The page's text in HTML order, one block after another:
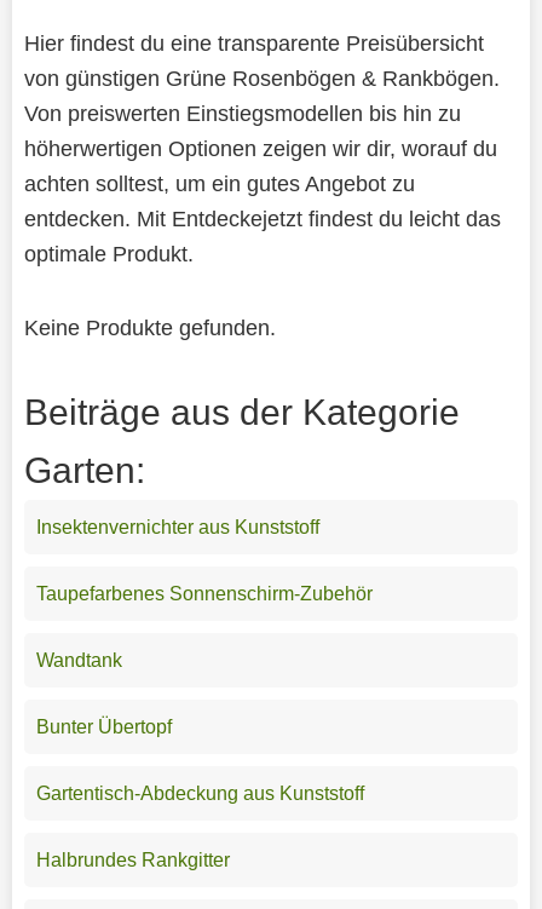
Hier findest du eine transparente Preisübersicht
von günstigen Grüne Rosenbögen & Rankbögen.
Von preiswerten Einstiegsmodellen bis hin zu
höherwertigen Optionen zeigen wir dir, worauf du
achten solltest, um ein gutes Angebot zu
entdecken. Mit Entdeckejetzt findest du leicht das
optimale Produkt.
Keine Produkte gefunden.
Beiträge aus der Kategorie
Garten:
Insektenvernichter aus Kunststoff
Taupefarbenes Sonnenschirm-Zubehör
Wandtank
Bunter Übertopf
Gartentisch-Abdeckung aus Kunststoff
Halbrundes Rankgitter